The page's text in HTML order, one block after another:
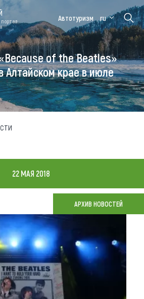
Медицинский
форум
Алтайская
зимовка
портал
Автотуризм ru
of the Beatles»
Алтайском крае в июле
22 МАЯ 2018
АРХИВ НОВОСТЕЙ